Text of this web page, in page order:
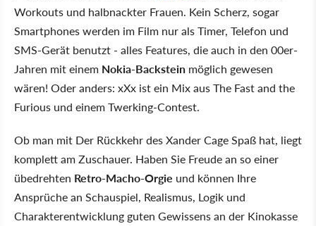
Workouts und halbnackter Frauen. Kein Scherz, sogar
Smartphones werden im Film nur als Timer, Telefon und
SMS-Gerät benutzt - alles Features, die auch in den 00er-
Jahren mit einem Nokia-Backstein möglich gewesen
wären! Oder anders: xXx ist ein Mix aus The Fast and the
Furious und einem Twerking-Contest.
Ob man mit Der Rückkehr des Xander Cage Spaß hat, liegt
komplett am Zuschauer. Haben Sie Freude an so einer
übedrehten Retro-Macho-Orgie und können Ihre
Ansprüche an Schauspiel, Realismus, Logik und
Charakterentwicklung guten Gewissens an der Kinokasse